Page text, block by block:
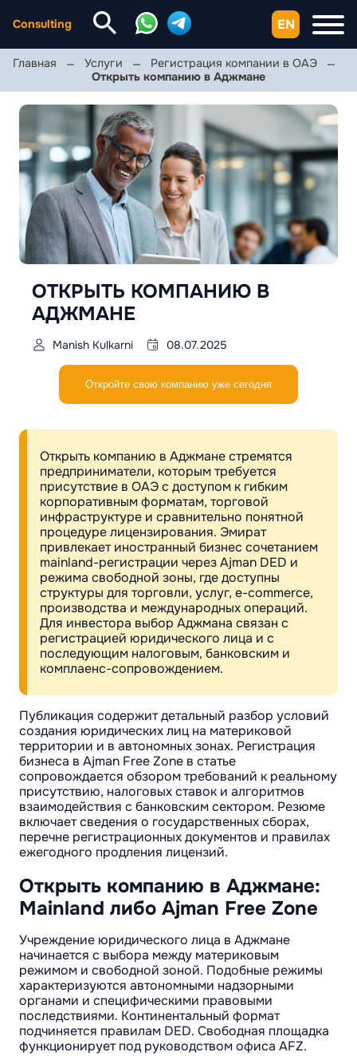
Consulting EN
Главная Услуги
Регистрация компании в ОАЭ
Открыть компанию в Аджмане
ОТКРЫТЬ КОМПАНИЮ В
АДЖМАНЕ
Manish Kulkarni 08.07.2025
Откройте свою компанию уже сегодня
Открыть компанию в Аджмане стремятся
предприниматели, которым требуется
присутствие в ОАЭ с доступом к гибким
корпоративным форматам, торговой
инфраструктуре и сравнительно понятной
процедуре лицензирования. Эмират
привлекает иностранный бизнес сочетанием
mainland-регистрации через Ajman DED и
режима свободной зоны, где доступны
структуры для торговли, услуг, e-commerce,
производства и международных операций.
Для инвестора выбор Аджмана связан с
регистрацией юридического лица и с
последующим налоговым, банковским и
комплаенс-сопровождением.
Публикация содержит детальный разбор условий
создания юридических лиц на материковой
территории и в автономных зонах. Регистрация
бизнеса в Ajman Free Zone в статье
сопровождается обзором требований к реальному
присутствию, налоговых ставок и алгоритмов
взаимодействия с банковским сектором. Резюме
включает сведения о государственных сборах,
перечне регистрационных документов и правилах
ежегодного продления лицензий.
Открыть компанию в Аджмане:
Mainland либо Ajman Free Zone
Учреждение юридического лица в Аджмане
начинается с выбора между материковым
режимом и свободной зоной. Подобные режимы
характеризуются автономными надзорными
органами и специфическими правовыми
последствиями. Континентальный формат
подчиняется правилам DED. Свободная площадка
функционирует под руководством офиса AFZ.